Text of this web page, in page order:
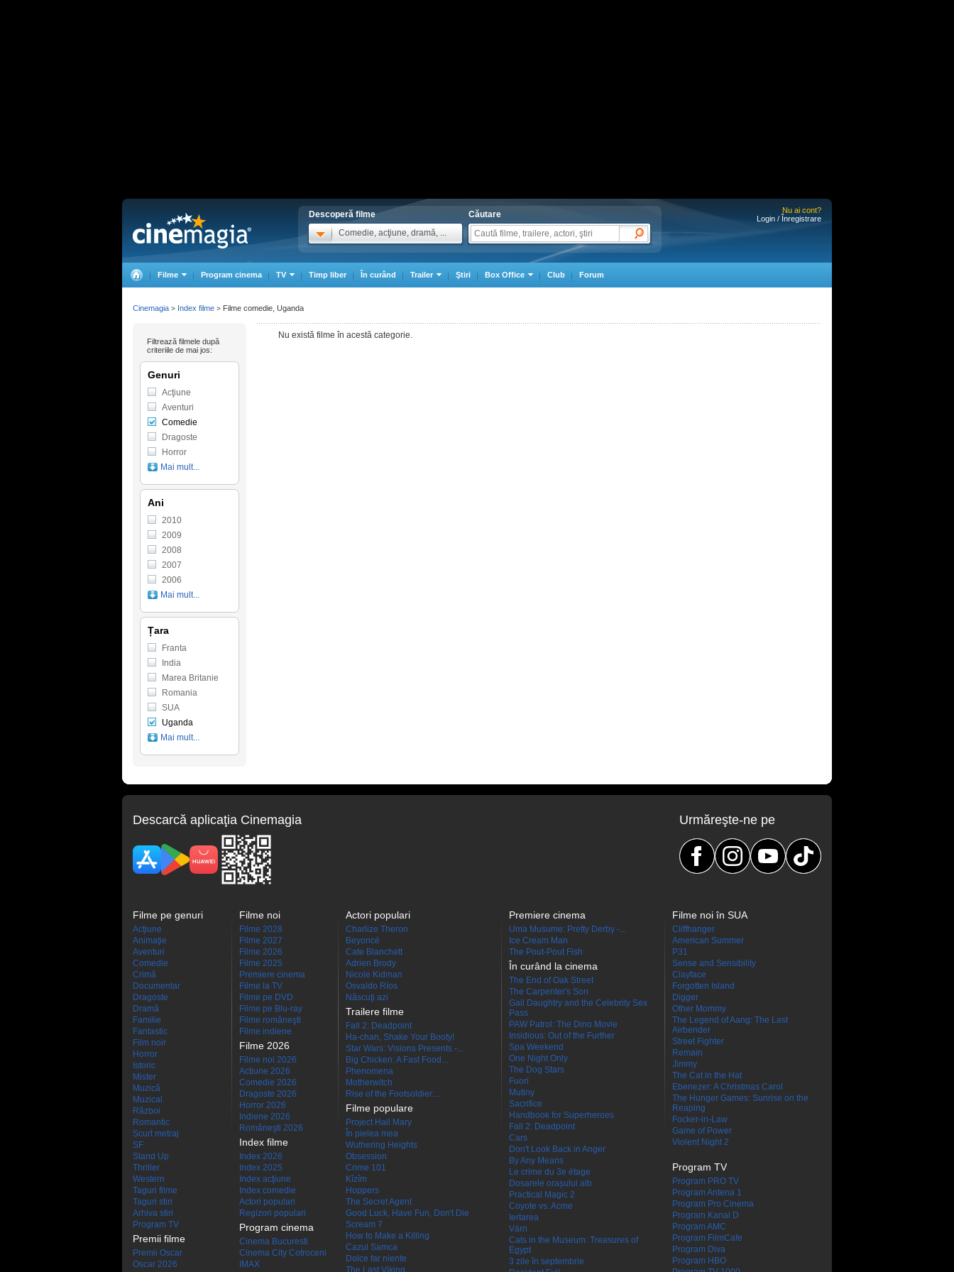
Descoperă filme
Comedie, acţiune, dramă, ...
Căutare
Nu ai cont?
Login / Înregistrare
Filme Program cinema TV Timp liber În curând Trailer Ştiri Box Office Club Forum
Nu există filme în acestă categorie.
Filtrează filmele după
criteriile de mai jos:
Genuri
Acţiune
Aventuri
Comedie
Dragoste
Horror
Mai mult...
Ani
2010
2009
2008
2007
2006
Mai mult...
Țara
Franta
India
Marea Britanie
Romania
SUA
Uganda
Mai mult...
Cinemagia > Index filme > Filme comedie, Uganda
Descarcă aplicaţia Cinemagia Urmăreşte-ne pe
Filme pe genuri
Acţiune
Animaţie
Aventuri
Comedie
Crimă
Documentar
Dragoste
Dramă
Familie
Fantastic
Film noir
Horror
Istoric
Mister
Muzică
Muzical
Război
Romantic
Scurt metraj
SF
Stand Up
Thriller
Western
Taguri filme
Taguri stiri
Arhiva stiri
Program TV
Premii filme
Premii Oscar
Oscar 2026
Filme noi
Filme 2028
Filme 2027
Filme 2026
Filme 2025
Premiere cinema
Filme la TV
Filme pe DVD
Filme pe Blu-ray
Filme româneşti
Filme indiene
Filme 2026
Filme noi 2026
Actiune 2026
Comedie 2026
Dragoste 2026
Horror 2026
Indiene 2026
Româneşti 2026
Index filme
Index 2026
Index 2025
Index acţiune
Index comedie
Actori populari
Regizori populari
Program cinema
Cinema Bucuresti
Cinema City Cotroceni
IMAX
Actori populari
Charlize Theron
Beyoncé
Cate Blanchett
Adrien Brody
Nicole Kidman
Osvaldo Ríos
Născuţi azi
Trailere filme
Fall 2: Deadpoint
Ha-chan, Shake Your Booty!
Star Wars: Visions Presents -...
Big Chicken: A Fast Food...
Phenomena
Motherwitch
Rise of the Footsoldier:...
Filme populare
Project Hail Mary
În pielea mea
Wuthering Heights
Obsession
Crime 101
Kîzîm
Hoppers
The Secret Agent
Good Luck, Have Fun, Don't Die
Scream 7
How to Make a Killing
Cazul Samca
Dolce far niente
The Last Viking
Premiere cinema
Uma Musume: Pretty Derby -...
Ice Cream Man
The Pout-Pout Fish
În curând la cinema
The End of Oak Street
The Carpenter's Son
Gail Daughtry and the Celebrity Sex
Pass
PAW Patrol: The Dino Movie
Insidious: Out of the Further
Spa Weekend
One Night Only
The Dog Stars
Fuori
Mutiny
Sacrifice
Handbook for Superheroes
Fall 2: Deadpoint
Cars
Don't Look Back in Anger
By Any Means
Le crime du 3e étage
Dosarele orașului alb
Practical Magic 2
Coyote vs. Acme
Iertarea
Värn
Cats in the Museum: Treasures of
Egypt
3 zile în septembrie
Filme noi în SUA
Cliffhanger
American Summer
P31
Sense and Sensibility
Clayface
Forgotten Island
Digger
Other Mommy
The Legend of Aang: The Last
Airbender
Street Fighter
Remain
Jimmy
The Cat in the Hat
Ebenezer: A Christmas Carol
The Hunger Games: Sunrise on the
Reaping
Focker-in-Law
Game of Power
Violent Night 2
Program TV
Program PRO TV
Program Antena 1
Program Pro Cinema
Program Kanal D
Program AMC
Program FilmCafe
Program Diva
Program HBO